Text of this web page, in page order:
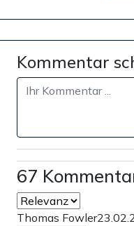
Kommentar
67
Thomas Fowler